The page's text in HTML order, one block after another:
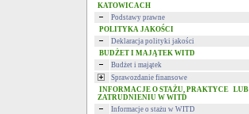
KATOWICACH
Podstawy prawne
POLITYKA JAKOŚCI
Deklaracja polityki jakości
BUDŻET I MAJĄTEK WITD
Budżet i majątek
Sprawozdanie finansowe
INFORMACJE O STAŻU, PRAKTYCE LUB
ZATRUDNIENIU W WITD
Informacje o stażu w WITD